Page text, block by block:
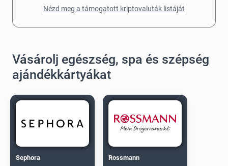
Nézd meg a támogatott kriptovaluták listáját
Vásárolj egészség, spa és szépség
ajándékkártyákat
Sephora Rossmann